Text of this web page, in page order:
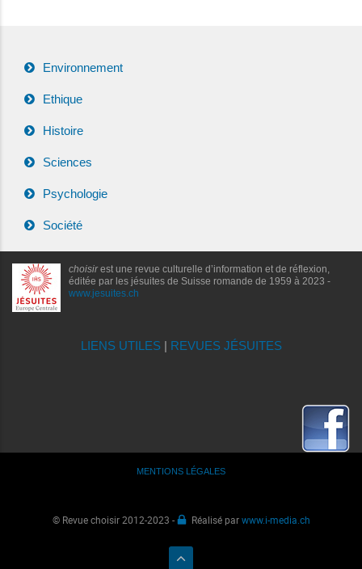
Environnement
Ethique
Histoire
Sciences
Psychologie
Société
choisirest une revue culturelle d’information et de réflexion,
éditée par les jésuites de Suisse romande de 1959 à 2023 -
www.jesuites.ch
LIENS UTILES| REVUES JÉSUITES
MENTIONS LÉGALES
© Revue choisir 2012-2023 - Réalisé parwww.i-media.ch